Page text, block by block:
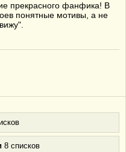
прекрасного фанфика! В
понятные мотивы, а не
8 списков